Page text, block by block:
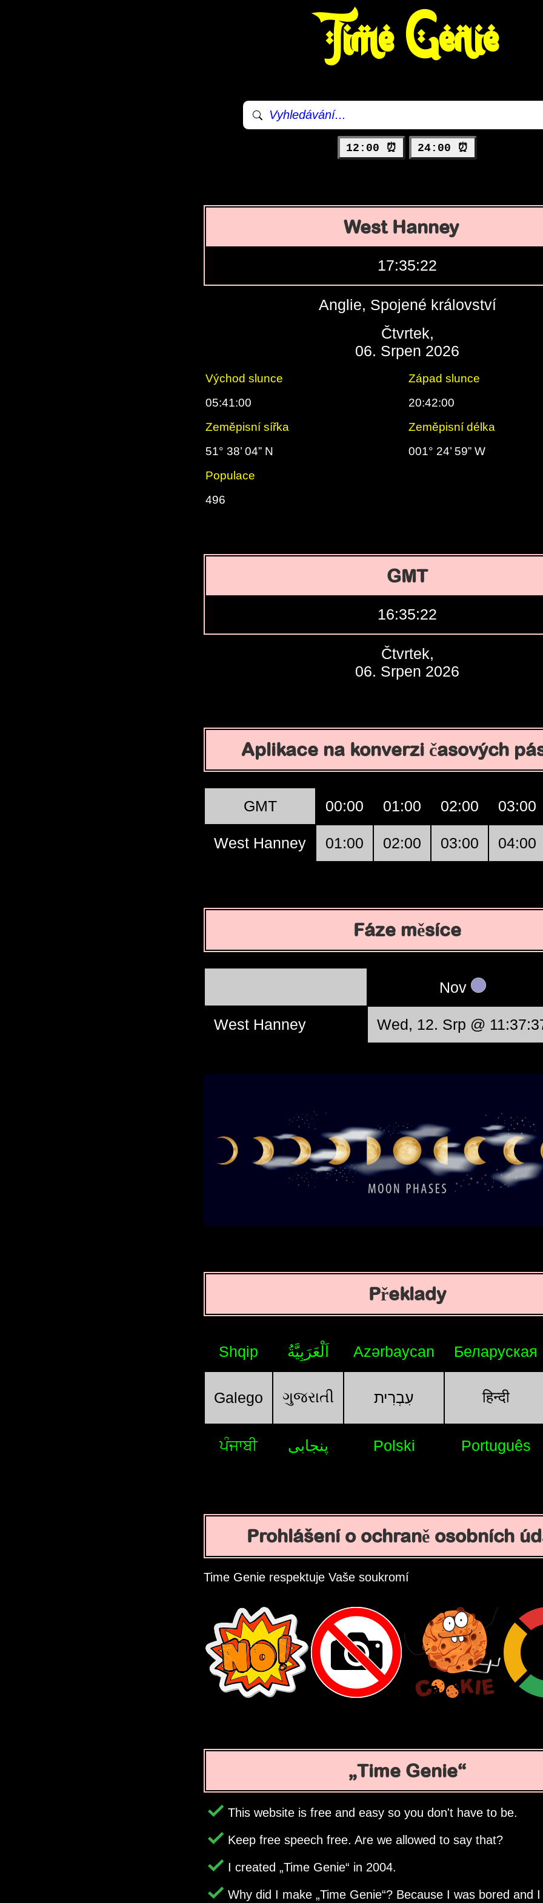
Time Genie
12:00 ⏰ 24:00 ⏰
West Hanney
17:35:23
Anglie, Spojené království
Čtvrtek,
06. Srpen 2026
Východ slunce
Západ slunce
05:41:00
20:42:00
Zeměpisní sířka
Zeměpisní délka
51° 38’ 04” N
001° 24’ 59” W
Populace
496
GMT
16:35:23
Čtvrtek,
06. Srpen 2026
Aplikace na konverzi časových
GMT 00:00 01:00 02:00 03:00
West Hanney 01:00 02:00 03:00 04:00
Fáze měsíce
Nov
West Hanney Wed, 12. Srp @
Překlady
Shqip اَلْعَرَبِيَّةُ Azərbaycan Беларуская
Galego ગુજરાતી עִבְרִית हिन्दी
ਪੰਜਾਬੀ پنجابی Polski Português
Prohlášení o ochraně osobních
Time Genie respektuje Vaše soukromí
Time Genie
This website is free and easy so you don't have to be.
Keep free speech free. Are we allowed to say that?
I created Time Genie in 2004.
Why did I make Time Genie ? Because I was bored and